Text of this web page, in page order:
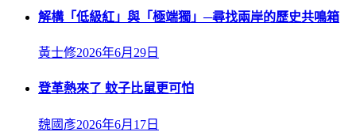
解構「低級紅」與「極端獨」─尋找兩岸的歷史共鳴箱
黃士修2026年6月29日
登革熱來了 蚊子比鼠更可怕
魏國彥2026年6月17日